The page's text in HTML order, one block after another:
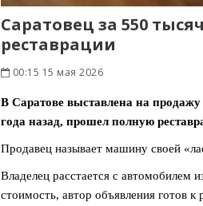
Саратовец за 550
реставрации
00:15 15 мая 2026
В Саратове выставлена на
года назад, прошел полную
Продавец называет машину своей
Владелец расстается с автомобилем
стоимость, автор объявления готов